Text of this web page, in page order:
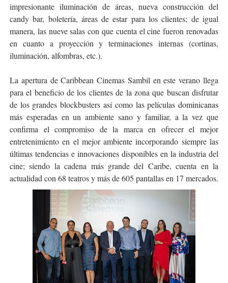
impresionante iluminación de áreas, nueva construcción del
candy bar, boletería, áreas de estar para los clientes; de igual
manera, las nueve salas con que cuenta el cine fueron renovadas
en cuanto a proyección y terminaciones internas (cortinas,
iluminación, alfombras, etc.).
La apertura de Caribbean Cinemas Sambil en este verano llega
para el beneficio de los clientes de la zona que buscan disfrutar
de los grandes blockbusters así como las películas dominicanas
más esperadas en un ambiente sano y familiar, a la vez que
confirma el compromiso de la marca en ofrecer el mejor
entretenimiento en el mejor ambiente incorporando siempre las
últimas tendencias e innovaciones disponibles en la industria del
cine; siendo la cadena más grande del Caribe, cuenta en la
actualidad con 68 teatros y más de 605 pantallas en 17 mercados.